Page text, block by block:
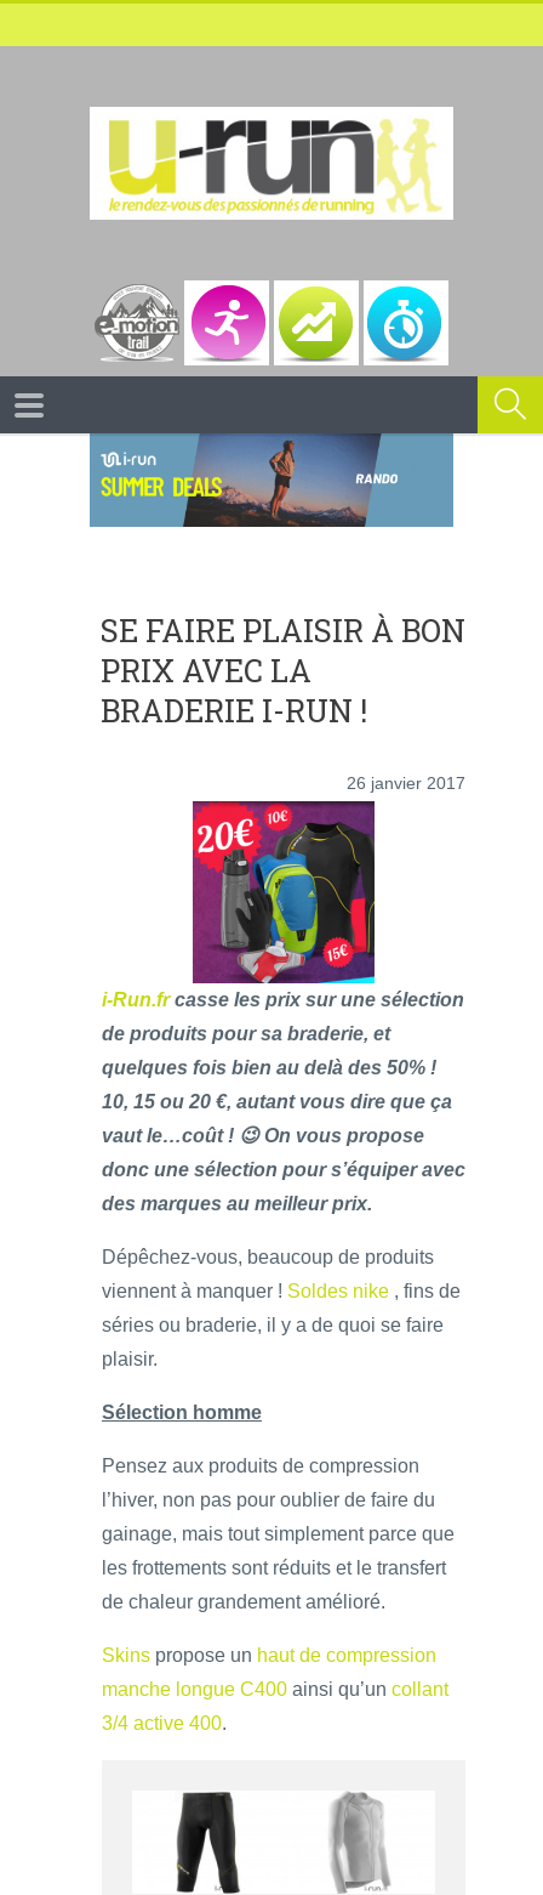
SE FAIRE PLAISIR À BON
PRIX AVEC LA
BRADERIE I-RUN !
26 janvier 2017
i-Run.frcasse les prix sur une sélection
de produits pour sa braderie, et
quelques fois bien au delà des 50% !
10, 15 ou 20 €, autant vous dire que ça
vaut le…coût ! 😉 On vous propose
donc une sélection pour s’équiper avec
des marques au meilleur prix.
Dépêchez-vous, beaucoup de produits
viennent à manquer ! Soldes nike , fins de
séries ou braderie, il y a de quoi se faire
plaisir.
Sélection homme
Pensez aux produits de compression
l’hiver, non pas pour oublier de faire du
gainage, mais tout simplement parce que
les frottements sont réduits et le transfert
de chaleur grandement amélioré.
Skins propose un haut de compression
manche longue C400 ainsi qu’un collant
3/4 active 400.